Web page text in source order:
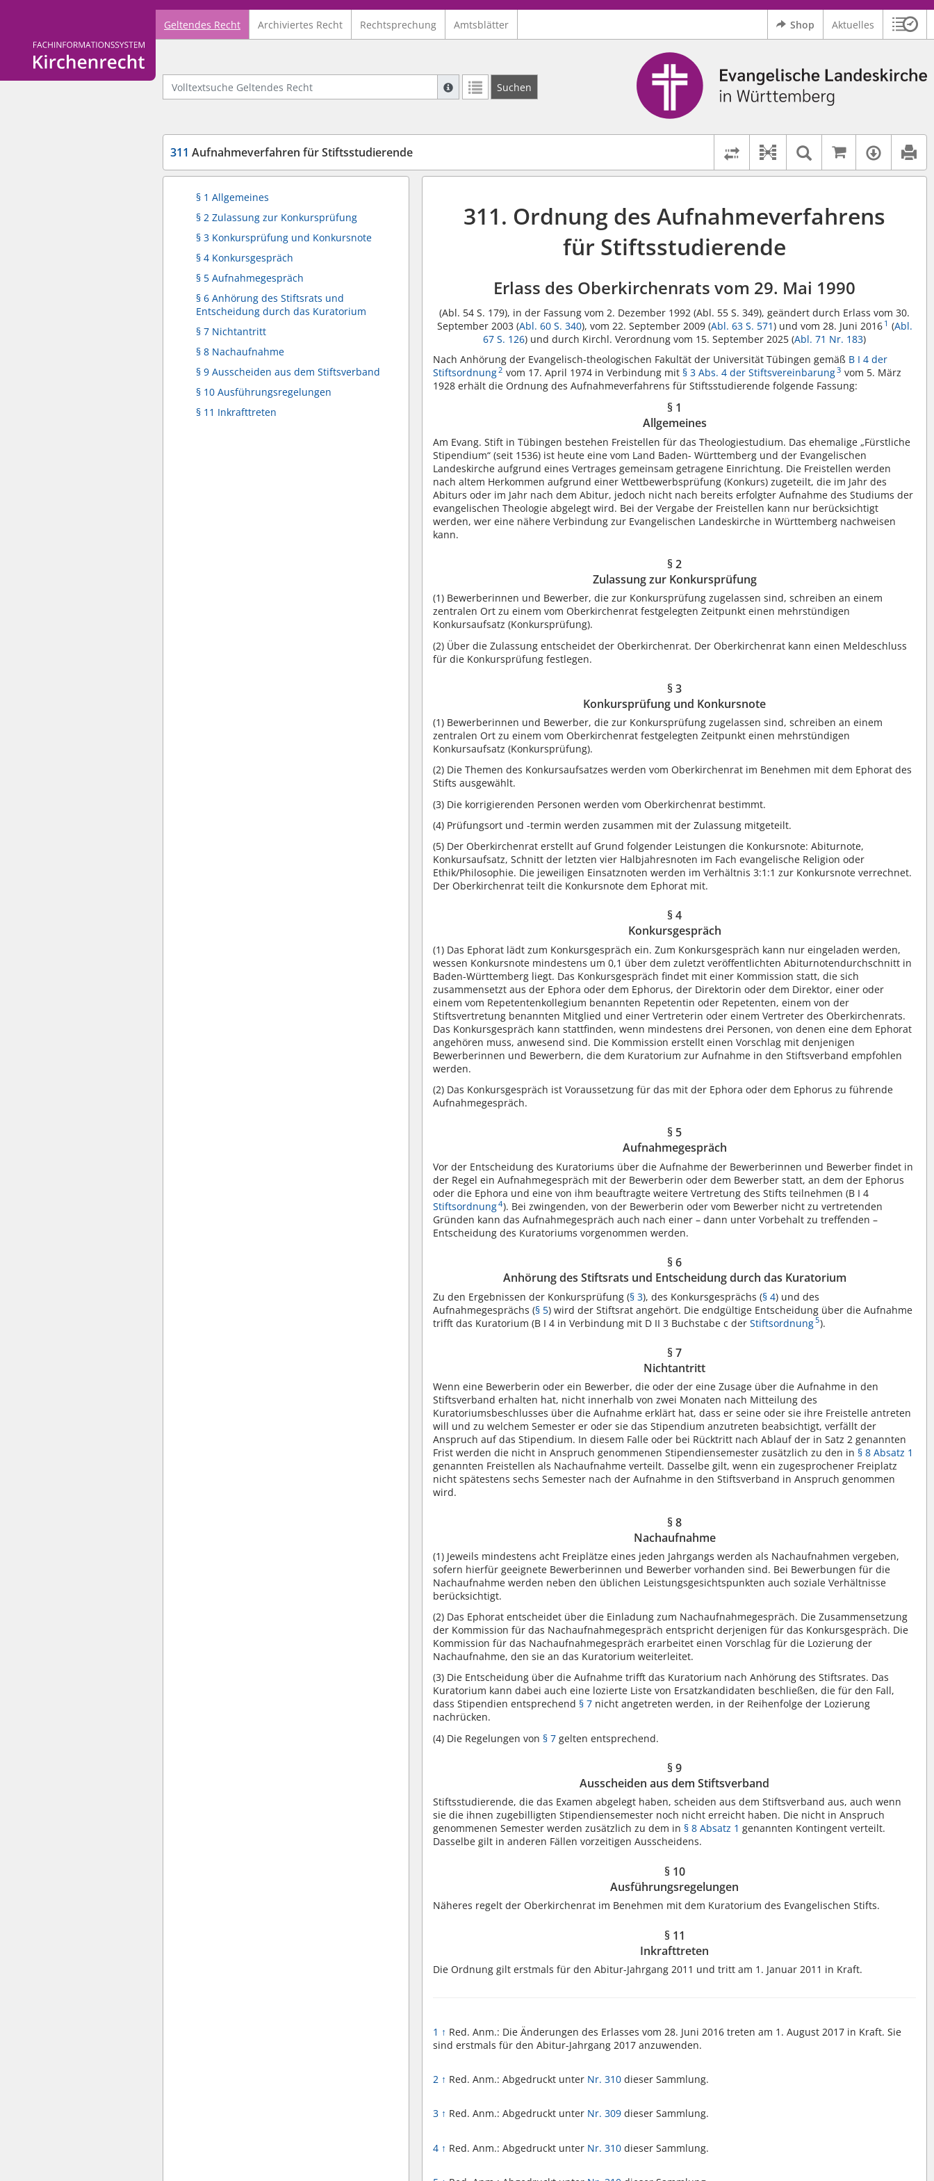
Logo Fachinformationssystem Kirchenrecht
Geltendes Recht Archiviertes Recht Rechtsprechung Amtsblätter Shop Aktuelles
Volltextsuche Geltendes Recht
Suche mit Platzhalter "*", Bsp. Pfarrer*, findet auch: "Pfarrerinitiative" oder "Pfarrerausschuss".
Weitere Suchoperatoren finden Sie in unserer Hilfe.
Suchen
Logo Ev. Landeskirche in Württemberg
311 Aufnahmeverfahren für Stiftsstudierende
Rechtsstände vergleichen
Dokument-Beziehungen
Textsuche im
Auf
§ 1 Allgemeines
§ 2 Zulassung zur Konkursprüfung
§ 3 Konkursprüfung und Konkursnote
§ 4 Konkursgespräch
§ 5 Aufnahmegespräch
§ 6 Anhörung des Stiftsrats und
Entscheidung durch das Kuratorium
§ 7 Nichtantritt
§ 8 Nachaufnahme
§ 9 Ausscheiden aus dem Stiftsverband
§ 10 Ausführungsregelungen
§ 11 Inkrafttreten
311. Ordnung des Aufnahmeverfahrens
für Stiftsstudierende
Erlass des Oberkirchenrats vom 29. Mai 1990
(Abl. 54 S. 179), in der Fassung vom 2. Dezember 1992 (Abl. 55 S. 349), geändert durch Erlass vom 30.
September 2003 (Abl. 60 S. 340), vom 22. September 2009 (Abl. 63 S. 571) und vom 28. Juni 2016 1 (Abl.
67 S. 126) und durch Kirchl. Verordnung vom 15. September 2025 (Abl. 71 Nr. 183)
Nach Anhörung der Evangelisch-theologischen Fakultät der Universität Tübingen gemäß B I 4 der
Stiftsordnung 2 vom 17. April 1974 in Verbindung mit§ 3 Abs. 4 der Stiftsvereinbarung3 vom 5. März
1928 erhält die Ordnung des Aufnahmeverfahrens für Stiftsstudierende folgende Fassung:
§ 1
Allgemeines
Am Evang. Stift in Tübingen bestehen Freistellen für das Theologiestudium. Das ehemalige „Fürstliche
Stipendium“ (seit 1536) ist heute eine vom Land Baden- Württemberg und der Evangelischen
Landeskirche aufgrund eines Vertrages gemeinsam getragene Einrichtung. Die Freistellen werden
nach altem Herkommen aufgrund einer Wettbewerbsprüfung (Konkurs) zugeteilt, die im Jahr des
Abiturs oder im Jahr nach dem Abitur, jedoch nicht nach bereits erfolgter Aufnahme des Studiums der
evangelischen Theologie abgelegt wird. Bei der Vergabe der Freistellen kann nur berücksichtigt
werden, wer eine nähere Verbindung zur Evangelischen Landeskirche in Württemberg nachweisen
kann.
§ 2
Zulassung zur Konkursprüfung
(1) Bewerberinnen und Bewerber, die zur Konkursprüfung zugelassen sind, schreiben an einem
zentralen Ort zu einem vom Oberkirchenrat festgelegten Zeitpunkt einen mehrstündigen
Konkursaufsatz (Konkursprüfung).
(2) Über die Zulassung entscheidet der Oberkirchenrat. Der Oberkirchenrat kann einen Meldeschluss
für die Konkursprüfung festlegen.
§ 3
Konkursprüfung und Konkursnote
(1) Bewerberinnen und Bewerber, die zur Konkursprüfung zugelassen sind, schreiben an einem
zentralen Ort zu einem vom Oberkirchenrat festgelegten Zeitpunkt einen mehrstündigen
Konkursaufsatz (Konkursprüfung).
(2) Die Themen des Konkursaufsatzes werden vom Oberkirchenrat im Benehmen mit dem Ephorat des
Stifts ausgewählt.
(3) Die korrigierenden Personen werden vom Oberkirchenrat bestimmt.
(4) Prüfungsort und -termin werden zusammen mit der Zulassung mitgeteilt.
(5) Der Oberkirchenrat erstellt auf Grund folgender Leistungen die Konkursnote: Abiturnote,
Konkursaufsatz, Schnitt der letzten vier Halbjahresnoten im Fach evangelische Religion oder
Ethik/Philosophie. Die jeweiligen Einsatznoten werden im Verhältnis 3:1:1 zur Konkursnote verrechnet.
Der Oberkirchenrat teilt die Konkursnote dem Ephorat mit.
§ 4
Konkursgespräch
(1) Das Ephorat lädt zum Konkursgespräch ein. Zum Konkursgespräch kann nur eingeladen werden,
wessen Konkursnote mindestens um 0,1 über dem zuletzt veröffentlichten Abiturnotendurchschnitt in
Baden-Württemberg liegt. Das Konkursgespräch findet mit einer Kommission statt, die sich
zusammensetzt aus der Ephora oder dem Ephorus, der Direktorin oder dem Direktor, einer oder
einem vom Repetentenkollegium benannten Repetentin oder Repetenten, einem von der
Stiftsvertretung benannten Mitglied und einer Vertreterin oder einem Vertreter des Oberkirchenrats.
Das Konkursgespräch kann stattfinden, wenn mindestens drei Personen, von denen eine dem Ephorat
angehören muss, anwesend sind. Die Kommission erstellt einen Vorschlag mit denjenigen
Bewerberinnen und Bewerbern, die dem Kuratorium zur Aufnahme in den Stiftsverband empfohlen
werden.
(2) Das Konkursgespräch ist Voraussetzung für das mit der Ephora oder dem Ephorus zu führende
Aufnahmegespräch.
§ 5
Aufnahmegespräch
Vor der Entscheidung des Kuratoriums über die Aufnahme der Bewerberinnen und Bewerber findet in
der Regel ein Aufnahmegespräch mit der Bewerberin oder dem Bewerber statt, an dem der Ephorus
oder die Ephora und eine von ihm beauftragte weitere Vertretung des Stifts teilnehmen (B I 4
Stiftsordnung4). Bei zwingenden, von der Bewerberin oder vom Bewerber nicht zu vertretenden
Gründen kann das Aufnahmegespräch auch nach einer – dann unter Vorbehalt zu treffenden –
Entscheidung des Kuratoriums vorgenommen werden.
§ 6
Anhörung des Stiftsrats und Entscheidung durch das Kuratorium
Zu den Ergebnissen der Konkursprüfung (§ 3), des Konkursgesprächs (§ 4) und des
Aufnahmegesprächs (§ 5) wird der Stiftsrat angehört. Die endgültige Entscheidung über die Aufnahme
trifft das Kuratorium (B I 4 in Verbindung mit D II 3 Buchstabe c derStiftsordnung5).
§ 7
Nichtantritt
Wenn eine Bewerberin oder ein Bewerber, die oder der eine Zusage über die Aufnahme in den
Stiftsverband erhalten hat, nicht innerhalb von zwei Monaten nach Mitteilung des
Kuratoriumsbeschlusses über die Aufnahme erklärt hat, dass er seine oder sie ihre Freistelle antreten
will und zu welchem Semester er oder sie das Stipendium anzutreten beabsichtigt, verfällt der
Anspruch auf das Stipendium. In diesem Falle oder bei Rücktritt nach Ablauf der in Satz 2 genannten
Frist werden die nicht in Anspruch genommenen Stipendiensemester zusätzlich zu den in§ 8 Absatz 1
genannten Freistellen als Nachaufnahme verteilt. Dasselbe gilt, wenn ein zugesprochener Freiplatz
nicht spätestens sechs Semester nach der Aufnahme in den Stiftsverband in Anspruch genommen
wird.
§ 8
Nachaufnahme
(1) Jeweils mindestens acht Freiplätze eines jeden Jahrgangs werden als Nachaufnahmen vergeben,
sofern hierfür geeignete Bewerberinnen und Bewerber vorhanden sind. Bei Bewerbungen für die
Nachaufnahme werden neben den üblichen Leistungsgesichtspunkten auch soziale Verhältnisse
berücksichtigt.
(2) Das Ephorat entscheidet über die Einladung zum Nachaufnahmegespräch. Die Zusammensetzung
der Kommission für das Nachaufnahmegespräch entspricht derjenigen für das Konkursgespräch. Die
Kommission für das Nachaufnahmegespräch erarbeitet einen Vorschlag für die Lozierung der
Nachaufnahme, den sie an das Kuratorium weiterleitet.
(3) Die Entscheidung über die Aufnahme trifft das Kuratorium nach Anhörung des Stiftsrates. Das
Kuratorium kann dabei auch eine lozierte Liste von Ersatzkandidaten beschließen, die für den Fall,
dass Stipendien entsprechend§ 7 nicht angetreten werden, in der Reihenfolge der Lozierung
nachrücken.
(4) Die Regelungen von § 7 gelten entsprechend.
§ 9
Ausscheiden aus dem Stiftsverband
Stiftsstudierende, die das Examen abgelegt haben, scheiden aus dem Stiftsverband aus, auch wenn
sie die ihnen zugebilligten Stipendiensemester noch nicht erreicht haben. Die nicht in Anspruch
genommenen Semester werden zusätzlich zu dem in§ 8 Absatz 1 genannten Kontingent verteilt.
Dasselbe gilt in anderen Fällen vorzeitigen Ausscheidens.
§ 10
Ausführungsregelungen
Näheres regelt der Oberkirchenrat im Benehmen mit dem Kuratorium des Evangelischen Stifts.
§ 11
Inkrafttreten
Die Ordnung gilt erstmals für den Abitur-Jahrgang 2011 und tritt am 1. Januar 2011 in Kraft.
1 ↑ Red. Anm.: Die Änderungen des Erlasses vom 28. Juni 2016 treten am 1. August 2017 in Kraft. Sie
sind erstmals für den Abitur-Jahrgang 2017 anzuwenden.
2 ↑ Red. Anm.: Abgedruckt unter Nr. 310 dieser Sammlung.
3 ↑ Red. Anm.: Abgedruckt unter Nr. 309 dieser Sammlung.
4 ↑ Red. Anm.: Abgedruckt unter Nr. 310dieser Sammlung.